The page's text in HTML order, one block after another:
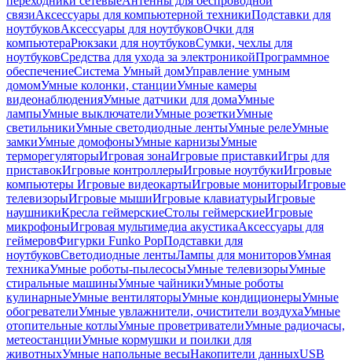
связиАксессуары для компьютерной техникиПодставки для
ноутбуковАксессуары для ноутбуковОчки для
компьютераРюкзаки для ноутбуковСумки, чехлы для
ноутбуковСредства для ухода за электроникойПрограммное
обеспечениеСистема Умный домУправление умным
домомУмные колонки, станцииУмные камеры
видеонаблюденияУмные датчики для домаУмные
лампыУмные выключателиУмные розеткиУмные
светильникиУмные светодиодные лентыУмные релеУмные
замкиУмные домофоныУмные карнизыУмные
терморегуляторыИгровая зонаИгровые приставкиИгры для
приставокИгровые контроллерыИгровые ноутбукиИгровые
компьютеры Игровые видеокартыИгровые мониторыИгровые
телевизорыИгровые мышиИгровые клавиатурыИгровые
наушникиКресла геймерскиеСтолы геймерскиеИгровые
микрофоныИгровая мультимедиа акустикаАксессуары для
геймеровФигурки Funko PopПодставки для
ноутбуковСветодиодные лентыЛампы для мониторовУмная
техникаУмные роботы-пылесосыУмные телевизорыУмные
стиральные машиныУмные чайникиУмные роботы
кулинарныеУмные вентиляторыУмные кондиционерыУмные
обогревателиУмные увлажнители, очистители воздухаУмные
отопительные котлыУмные проветривателиУмные радиочасы,
метеостанцииУмные кормушки и поилки для
животныхУмные напольные весыНакопители данныхUSB